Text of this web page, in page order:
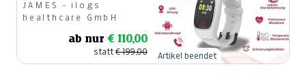
Basistarif
JAMES - ilogs
healthcare GmbH
ab nur € 110,00
statt€ 199,00 Artikel beendet